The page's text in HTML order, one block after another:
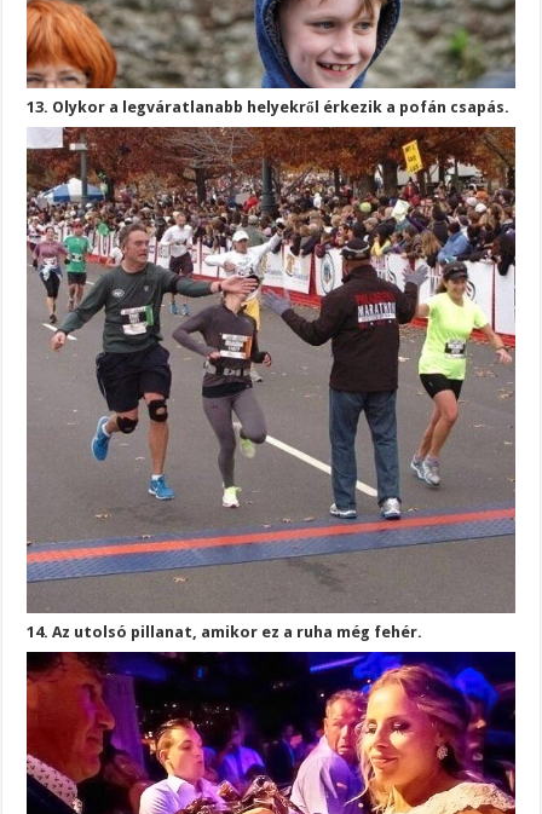
13. Olykor a legváratlanabb helyekről érkezik a pofán csapás.
14. Az utolsó pillanat, amikor ez a ruha még fehér.